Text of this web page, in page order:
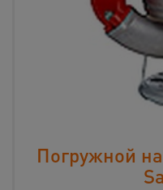
Погружной